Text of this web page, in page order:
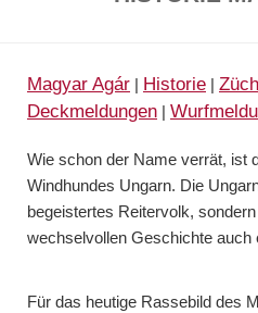
Magyar Agár | Historie |
Deckmeldungen |
Wie schon der Name verrät, ist
Windhundes Ungarn. Die
begeistertes Reitervolk,
wechselvollen Geschichte auch
Für das heutige Rassebild des